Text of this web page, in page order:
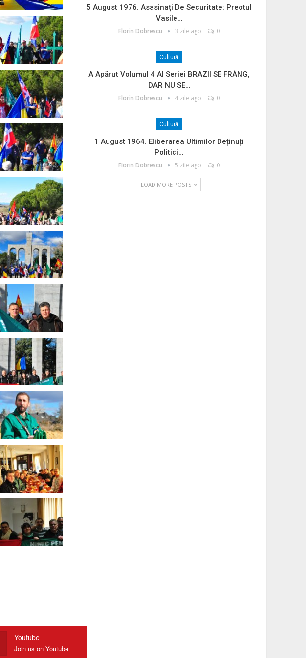
5 August 1976. Asasinați De Securitate: Preotul
Vasile…
Florin Dobrescu 3 zile ago 0
Cultură
A Apărut Volumul 4 Al Seriei BRAZII SE FRÂNG,
DAR NU SE…
Florin Dobrescu 4 zile ago 0
Cultură
1 August 1964. Eliberarea Ultimilor Deținuți
Politici…
Florin Dobrescu 5 zile ago 0
LOAD MORE POSTS
Youtube
Join us on Youtube